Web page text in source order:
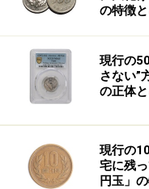
以前、特別会計のバ
った高橋洋一氏が特
表）を公表したこと
たのです。
なので、実は、今で
とは言えなくなって
の特徴
現行の
さない”
の正体
現行の
宅に残
円玉」